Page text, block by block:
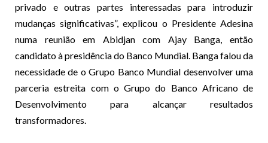
privado e outras partes interessadas para introduzir
mudanças significativas”, explicou o Presidente Adesina
numa reunião em Abidjan com Ajay Banga, então
candidato à presidência do Banco Mundial. Banga falou da
necessidade de o Grupo Banco Mundial desenvolver uma
parceria estreita com o Grupo do Banco Africano de
Desenvolvimento para alcançar resultados
transformadores.